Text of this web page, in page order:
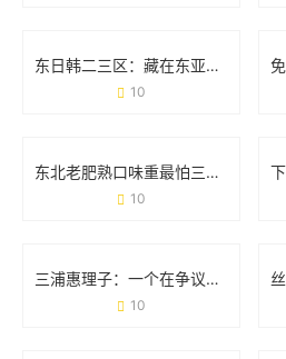
东日韩二三区：藏在东亚的“隐形冠军”是如何炼成的？
10
东北老肥熟口味重最怕三个东西：当豪横遇上新挑战
10
三浦惠理子：一个在争议与热爱中成长的女性符号
10